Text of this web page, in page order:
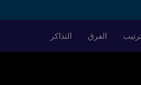
الفرق التذاكر